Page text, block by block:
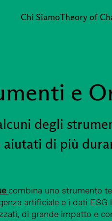
Chi SiamoTheory of
e
degli
aiutati di più
combina uno strumento
artificiale e i dati
di grande impatto e